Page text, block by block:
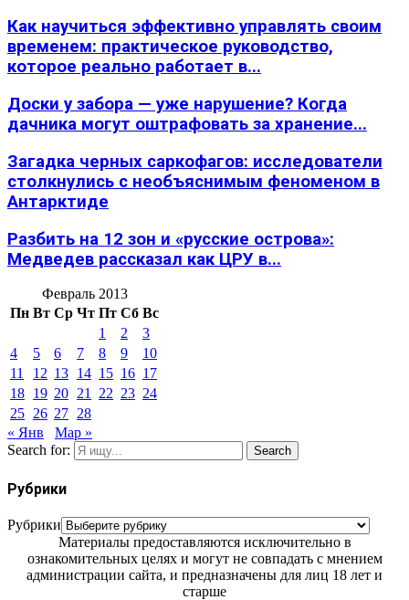
Как научиться эффективно управлять своим
временем: практическое руководство,
которое реально работает в...
Доски у забора — уже нарушение? Когда
дачника могут оштрафовать за хранение...
Загадка черных саркофагов: исследователи
столкнулись с необъяснимым феноменом в
Антарктиде
Разбить на 12 зон и «русские острова»:
Медведев рассказал как ЦРУ в...
Февраль 2013
Пн Вт Ср Чт Пт Сб Вс
1
2
3
4
5 6 7 8 9
10
11
12 13 14 15 16 17
18 19 20 21 22 23 24
25 26 27 28
« Янв
Мар »
Search for:
Search
Рубрики
Рубрики
Материалы предоставляются исключительно в
ознакомительных целях и могут не совпадать с мнением
администрации сайта, и предназначены для лиц 18 лет и
старше